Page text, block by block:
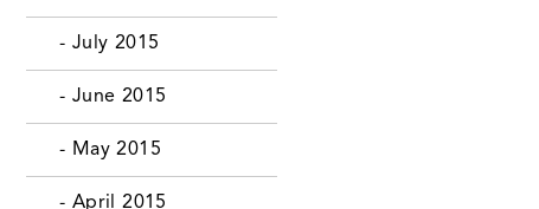
- July 2015
- June 2015
- May 2015
- April 2015